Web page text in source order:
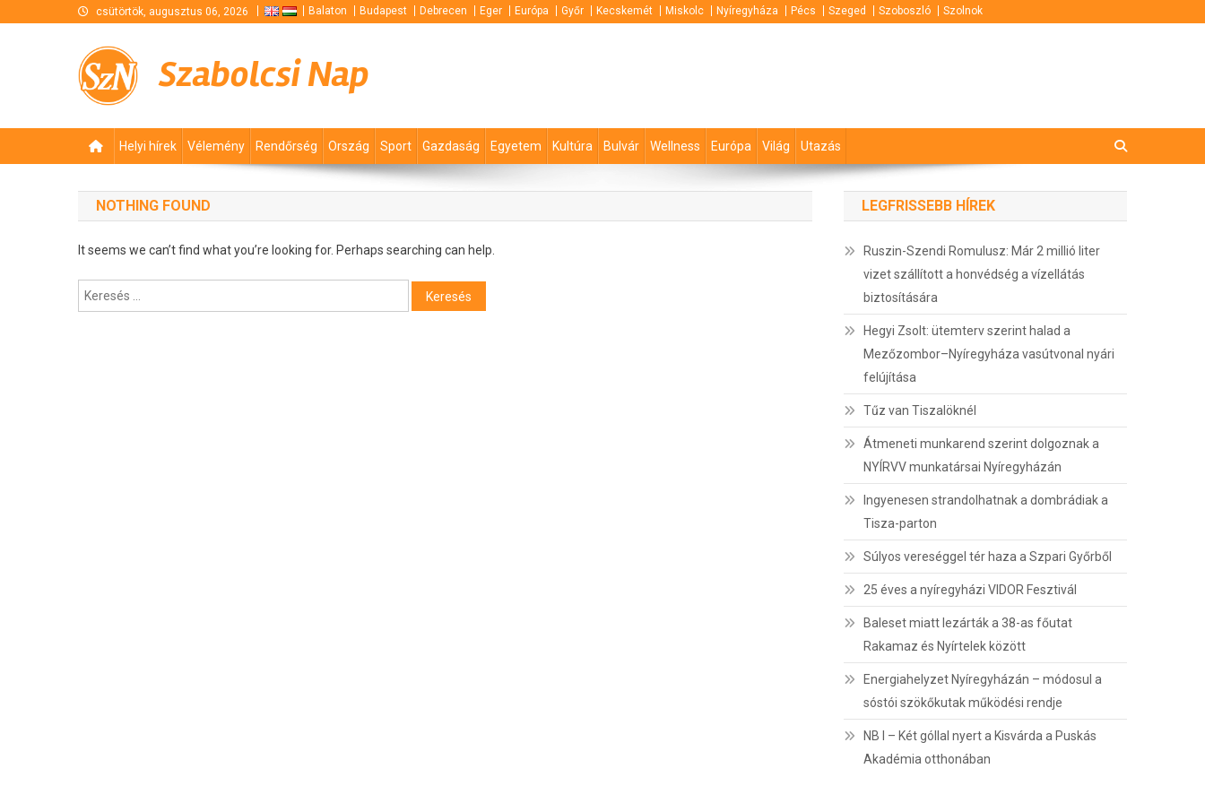
csütörtök, augusztus 06, 2026 Balaton Budapest Debrecen Eger Európa Győr Kecskemét Miskolc Nyíregyháza Pécs Szeged Szoboszló Szolnok
Szabolcsi Nap
Helyi hírek Vélemény Rendőrség Ország Sport Gazdaság Egyetem Kultúra Bulvár Wellness Európa Világ Utazás
NOTHING FOUND
It seems we can’t find what you’re looking for. Perhaps searching can help.
Keresés:
LEGFRISSEBB HÍREK
Ruszin-Szendi Romulusz: Már 2 millió liter
vizet szállított a honvédség a vízellátás
biztosítására
Hegyi Zsolt: ütemterv szerint halad a
Mezőzombor–Nyíregyháza vasútvonal nyári
felújítása
Tűz van Tiszalöknél
Átmeneti munkarend szerint dolgoznak a
NYÍRVV munkatársai Nyíregyházán
Ingyenesen strandolhatnak a dombrádiak a
Tisza-parton
Súlyos vereséggel tér haza a Szpari Győrből
25 éves a nyíregyházi VIDOR Fesztivál
Baleset miatt lezárták a 38-as főutat
Rakamaz és Nyírtelek között
Energiahelyzet Nyíregyházán – módosul a
sóstói szökőkutak működési rendje
NB I – Két góllal nyert a Kisvárda a Puskás
Akadémia otthonában